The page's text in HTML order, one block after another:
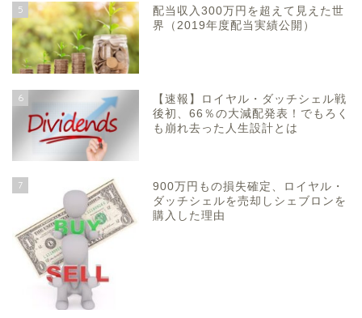
5
配当収入300万円を超えて見えた世
界（2019年度配当実績公開）
6
【速報】ロイヤル・ダッチシェル戦
後初、66％の大減配発表！でもろく
も崩れ去った人生設計とは
7
900万円もの損失確定、ロイヤル・
ダッチシェルを売却しシェブロンを
購入した理由